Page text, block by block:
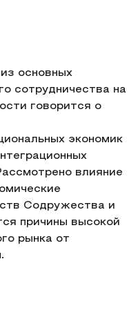
основных
сотрудничества на
говорится о
экономик
влияние
Содружества и
причины высокой
рынка от